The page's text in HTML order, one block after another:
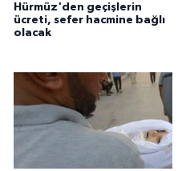
Hürmüz'den geçişlerin
ücreti, sefer hacmine bağlı
olacak